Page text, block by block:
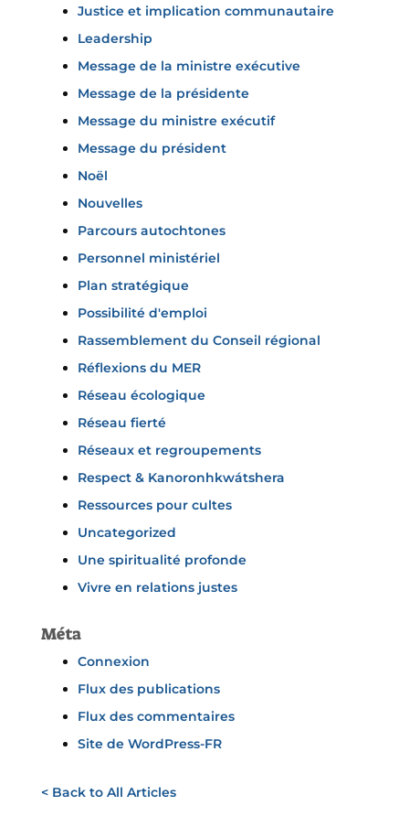
Justice et implication communautaire
Leadership
Message de la ministre exécutive
Message de la présidente
Message du ministre exécutif
Message du président
Noël
Nouvelles
Parcours autochtones
Personnel ministériel
Plan stratégique
Possibilité d'emploi
Rassemblement du Conseil régional
Réflexions du MER
Réseau écologique
Réseau fierté
Réseaux et regroupements
Respect & Kanoronhkwátshera
Ressources pour cultes
Uncategorized
Une spiritualité profonde
Vivre en relations justes
Méta
Connexion
Flux des publications
Flux des commentaires
Site de WordPress-FR
< Back to All Articles